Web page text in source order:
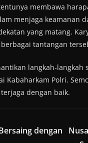
membawa
menjaga keamanan
yang matang.
tantangan
langkah-langkah
Kabaharkam Polri.
dengan baik.
dengan